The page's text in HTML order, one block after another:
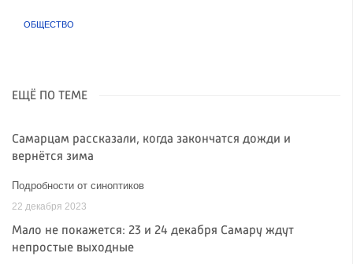
ОБЩЕСТВО
ЕЩЁ ПО ТЕМЕ
Самарцам рассказали, когда закончатся дожди и
вернётся зима
Подробности от синоптиков
22 декабря 2023
Мало не покажется: 23 и 24 декабря Самару ждут
непростые выходные